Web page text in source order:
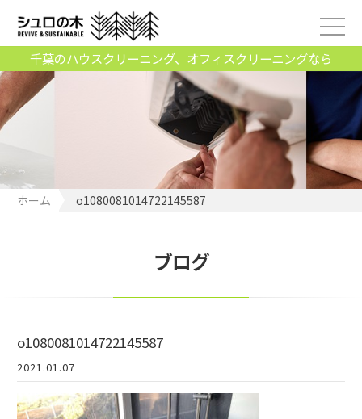
千葉のハウスクリーニング、オフィスクリーニングなら
ホーム o1080081014722145587
ブログ
o1080081014722145587
2021.01.07